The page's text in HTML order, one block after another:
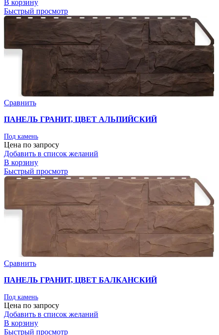
В корзину
Быстрый просмотр
Сравнить
ПАНЕЛЬ ГРАНИТ, ЦВЕТ АЛЬПИЙСКИЙ
Под камень
Цена по запросу
Добавить в список желаний
В корзину
Быстрый просмотр
Сравнить
ПАНЕЛЬ ГРАНИТ, ЦВЕТ БАЛКАНСКИЙ
Под камень
Цена по запросу
Добавить в список желаний
В корзину
Быстрый просмотр